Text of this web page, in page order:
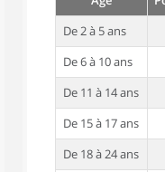
De 2 à 5 ans
De 6 à 10 ans
De 11 à 14 ans
De 15 à 17 ans
De 18 à 24 ans